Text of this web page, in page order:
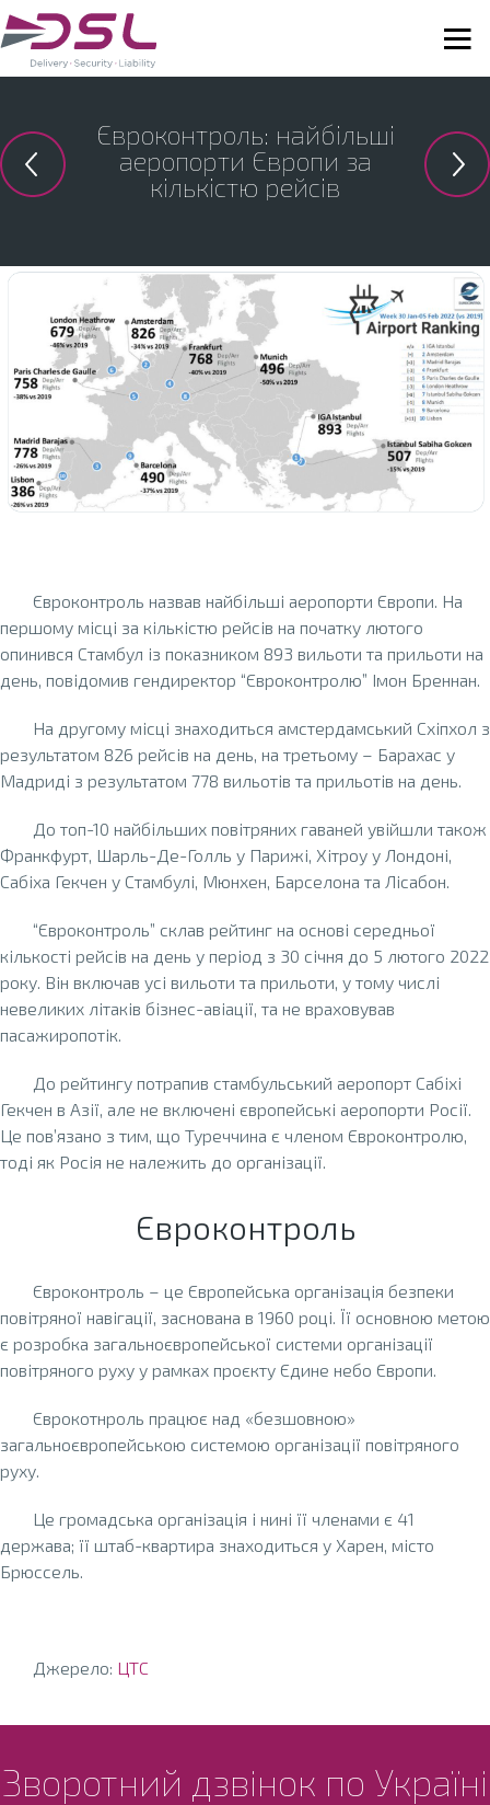
Євроконтроль: найбільші
аеропорти Європи за
кількістю рейсів
Євроконтроль назвав найбільші аеропорти Європи. На
першому місці за кількістю рейсів на початку лютого
опинився Стамбул із показником 893 вильоти та прильоти на
день, повідомив гендиректор “Євроконтролю” Імон Бреннан.
На другому місці знаходиться амстердамський Схіпхол з
результатом 826 рейсів на день, на третьому – Барахас у
Мадриді з результатом 778 вильотів та прильотів на день.
До топ-10 найбільших повітряних гаваней увійшли також
Франкфурт, Шарль-Де-Голль у Парижі, Хітроу у Лондоні,
Сабіха Гекчен у Стамбулі, Мюнхен, Барселона та Лісабон.
“Євроконтроль” склав рейтинг на основі середньої
кількості рейсів на день у період з 30 січня до 5 лютого 2022
року. Він включав усі вильоти та прильоти, у тому числі
невеликих літаків бізнес-авіації, та не враховував
пасажиропотік.
До рейтингу потрапив стамбульський аеропорт Сабіхі
Гекчен в Азії, але не включені європейські аеропорти Росії.
Це пов’язано з тим, що Туреччина є членом Євроконтролю,
тоді як Росія не належить до організації.
Євроконтроль
Євроконтроль – це Європейська організація безпеки
повітряної навігації, заснована в 1960 році. Її основною метою
є розробка загальноєвропейської системи організації
повітряного руху у рамках проєкту Єдине небо Європи.
Єврокотнроль працює над «безшовною»
загальноєвропейською системою організації повітряного
руху.
Це громадська організація і нині її членами є 41
держава; її штаб-квартира знаходиться у Харен, місто
Брюссель.
Джерело: ЦТС
Зворотний дзвінок по Україні